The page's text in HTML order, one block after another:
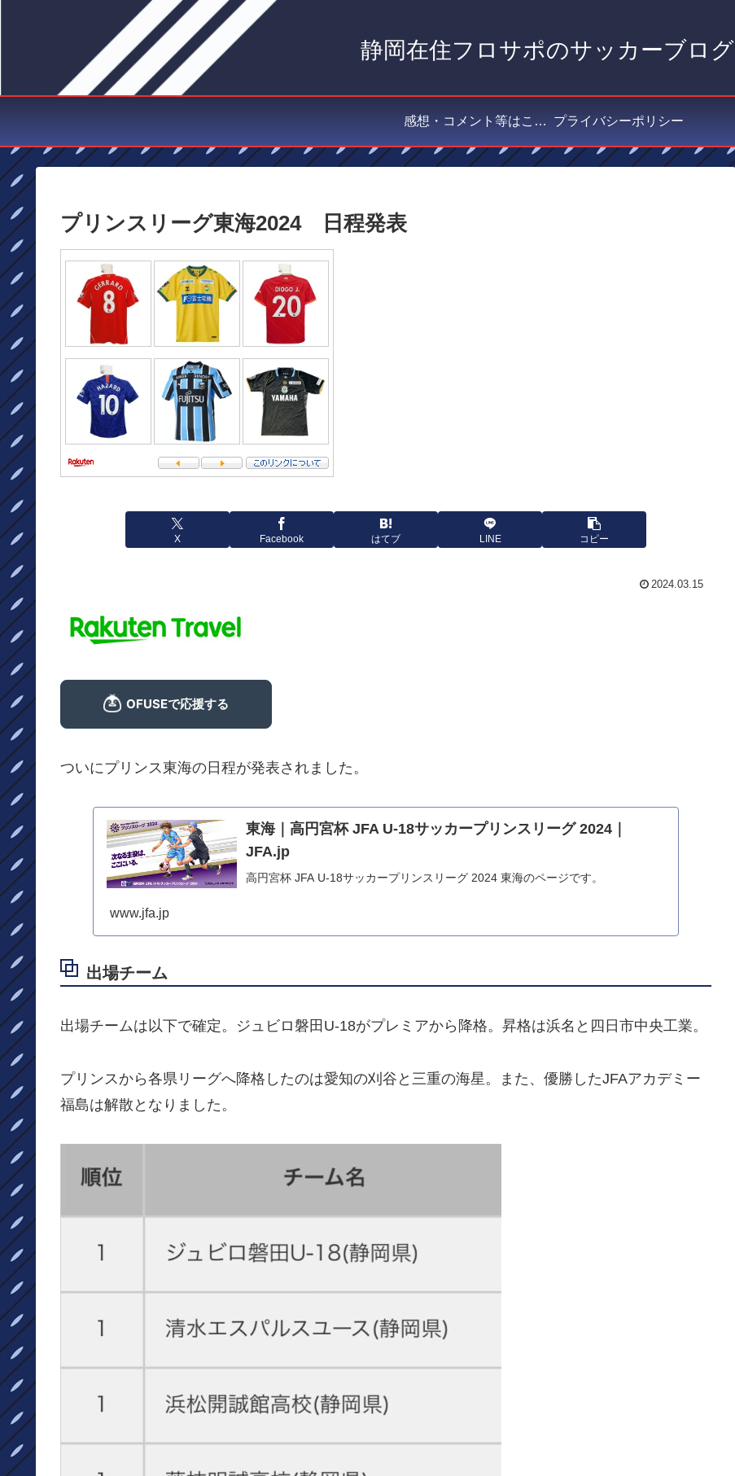
静岡在住フロサポのサッカーブログ
感想・コメント等はこちら プライバシーポリシー
プリンスリーグ東海2024 日程発表
X Facebook はてブ LINE コピー
2024.03.15
ついにプリンス東海の日程が発表されました。
東海｜高円宮杯 JFA U-18サッカープリンスリーグ 2024｜
JFA.jp
高円宮杯 JFA U-18サッカープリンスリーグ 2024 東海のページです。
www.jfa.jp
出場チーム
出場チームは以下で確定。ジュビロ磐田U-18がプレミアから降格。昇格は浜名と四日市中央工業。
プリンスから各県リーグへ降格したのは愛知の刈谷と三重の海星。また、優勝したJFAアカデミー
福島は解散となりました。